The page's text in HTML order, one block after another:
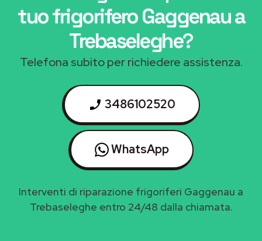
tuo frigorifero Gaggenau a
Trebaseleghe?
Telefona subito per richiedere assistenza.
3486102520
WhatsApp
Interventi di riparazione frigoriferi Gaggenau a
Trebaseleghe entro 24/48 dalla chiamata.